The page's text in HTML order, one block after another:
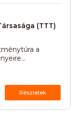
(TTT)
a
Részletek